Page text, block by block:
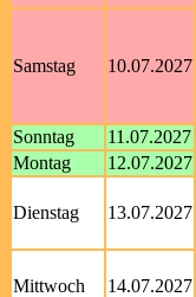
Samstag 10.07.2027
Sonntag
11.07.2027
Montag
12.07.2027
Dienstag 13.07.2027
Mittwoch 14.07.2027